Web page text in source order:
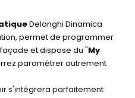
Delonghi Dinamica
permet de programmer
et dispose du "My
paramétrer autrement
s'intégrera parfaitement